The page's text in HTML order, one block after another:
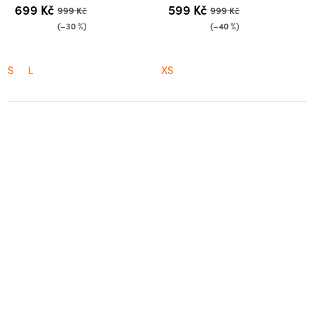
699 Kč 999 Kč
(–30 %)
S L
599 Kč 999 Kč
(–40 %)
XS